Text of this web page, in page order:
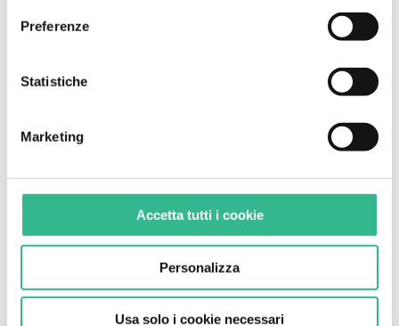
navigazione o selezionando "Usa solo i cookie necessari"
saranno installati solo cookie tecnici. Per maggiori
Preferenze
Statistiche
Marketing
Accetta tutti i cookie
Personalizza
Usa solo i cookie necessari
SOCIAL
Instagram